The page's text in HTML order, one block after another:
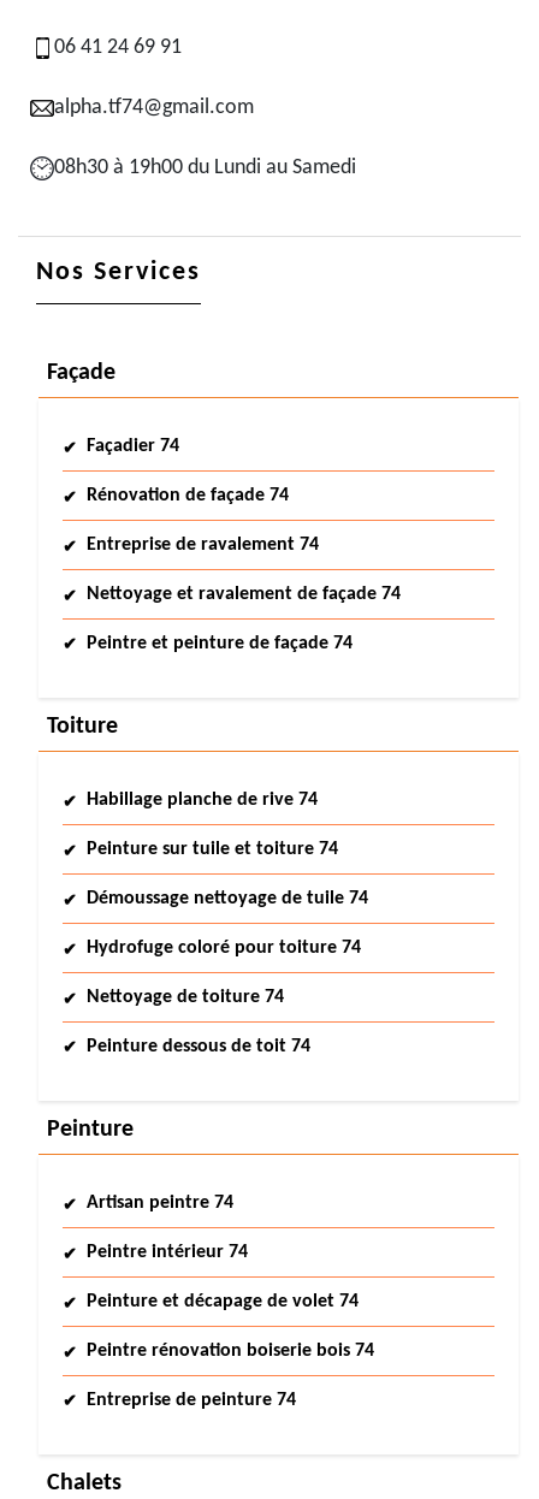
06 41 24 69 91
alpha.tf74@gmail.com
08h30 à 19h00 du Lundi au Samedi
Nos Services
Façade
Façadier 74
Rénovation de façade 74
Entreprise de ravalement 74
Nettoyage et ravalement de façade 74
Peintre et peinture de façade 74
Toiture
Habillage planche de rive 74
Peinture sur tuile et toiture 74
Démoussage nettoyage de tuile 74
Hydrofuge coloré pour toiture 74
Nettoyage de toiture 74
Peinture dessous de toit 74
Peinture
Artisan peintre 74
Peintre intérieur 74
Peinture et décapage de volet 74
Peintre rénovation boiserie bois 74
Entreprise de peinture 74
Chalets